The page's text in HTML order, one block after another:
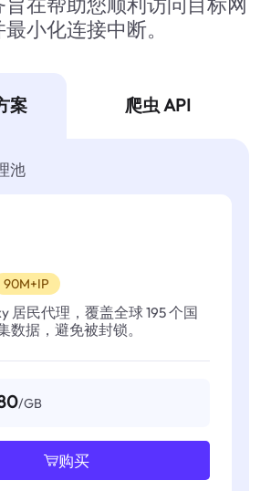
小化连接中断。
案 爬虫 API
池
90M+IP
居民代理，覆盖全球 195 个国
数据，避免被封锁。
/GB
购买